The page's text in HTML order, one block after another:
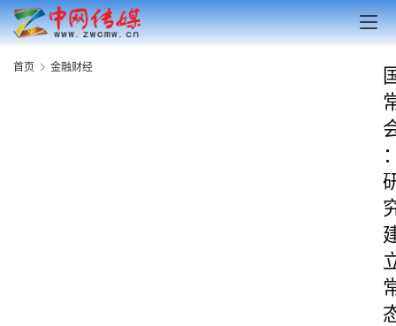
首页 金融财经